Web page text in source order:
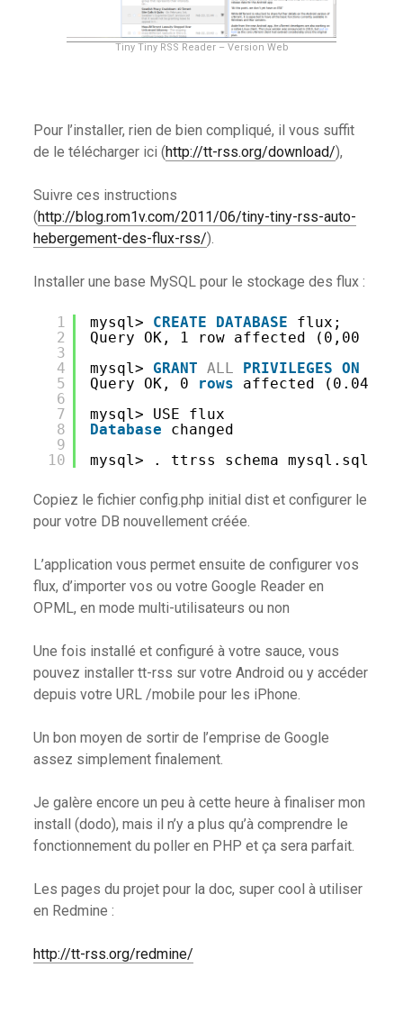
Tiny Tiny RSS Reader – Version Web
Pour l’installer, rien de bien compliqué, il vous suffit
de le télécharger ici (http://tt-rss.org/download/),
Suivre ces instructions
(http://blog.rom1v.com/2011/06/tiny-tiny-rss-auto-
hebergement-des-flux-rss/).
Installer une base MySQL pour le stockage des flux :
1
2
3
4
5
6
7
8
9
10
mysql> CREATE DATABASE
flux;
Query OK, 1 row affected (0,00 sec
mysql> GRANT ALL PRIVILEGES ON
Query OK, 0 rows
affected (0.04
mysql> USE flux
Database
changed
mysql> . ttrss_schema_mysql.sql
Copiez le fichier config.php initial dist et configurer le
pour votre DB nouvellement créée.
L’application vous permet ensuite de configurer vos
flux, d’importer vos ou votre Google Reader en
OPML, en mode multi-utilisateurs ou non
Une fois installé et configuré à votre sauce, vous
pouvez installer tt-rss sur votre Android ou y accéder
depuis votre URL /mobile pour les iPhone.
Un bon moyen de sortir de l’emprise de Google
assez simplement finalement.
Je galère encore un peu à cette heure à finaliser mon
install (dodo), mais il n’y a plus qu’à comprendre le
fonctionnement du poller en PHP et ça sera parfait.
Les pages du projet pour la doc, super cool à utiliser
en Redmine :
http://tt-rss.org/redmine/